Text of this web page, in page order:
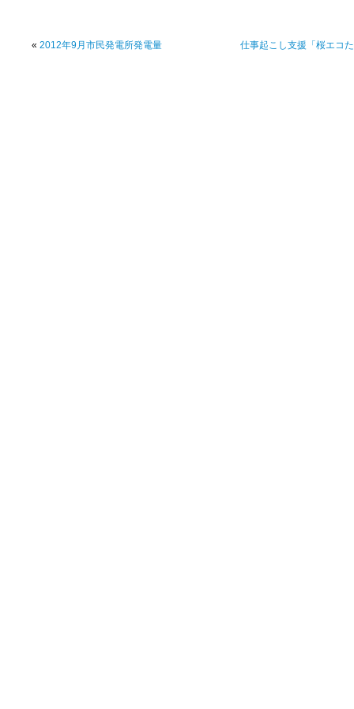
« 2012年9月市民発電所発電量 仕事起こし支援「桜エコ